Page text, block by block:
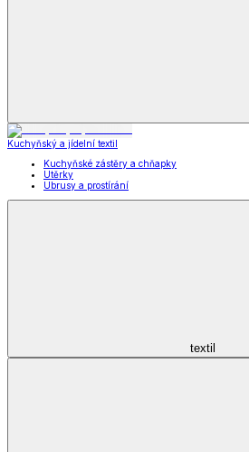
Kuchyňský a jídelní textil
Kuchyňské zástěry a chňapky
Utěrky
Ubrusy a prostírání
textil